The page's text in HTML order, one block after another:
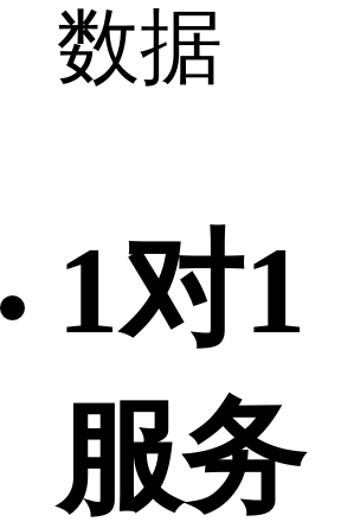
数据
1对1
服务